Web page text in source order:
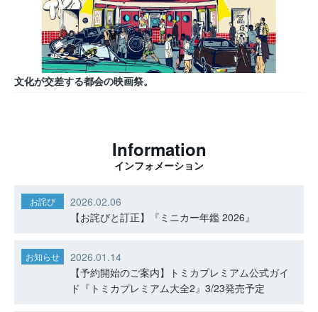
文化が交差する都会の映画祭。
Information
インフォメーション
お詫び
2026.02.06
【お詫びと訂正】『ミニカー年鑑 2026』
お知らせ
2026.01.14
【予約開始のご案内】トミカプレミアム公式ガイ
ド『トミカプレミアム大全2』3/23発売予定